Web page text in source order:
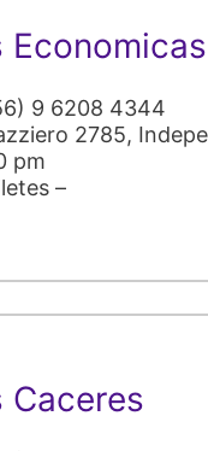
Economicas
9 6208 4344
2785,
pm
–
Caceres